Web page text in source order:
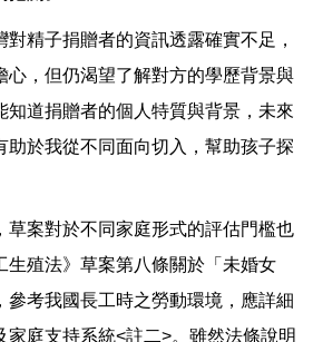
精子捐贈者的資訊透露確實不足，
心，但仍渴望了解對方的學歷背景與
知道捐贈者的個人特質與背景，未來
助於我從不同面向切入，幫助孩子探
草案對於不同家庭形式的評估門檻也
生殖法》草案第八條關於「未婚女
參考我國長工時之勞動環境，應詳細
家庭支持系統<註二>。雖然法條說明